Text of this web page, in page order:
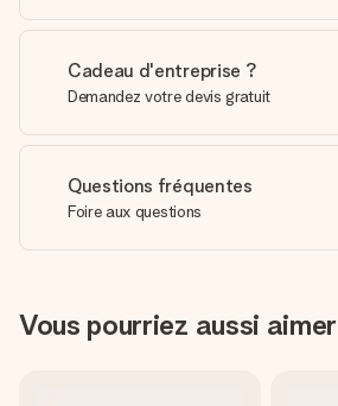
Cadeau d'entreprise ?
Demandez votre devis gratuit
Questions fréquentes
Foire aux questions
Vous pourriez aussi aimer